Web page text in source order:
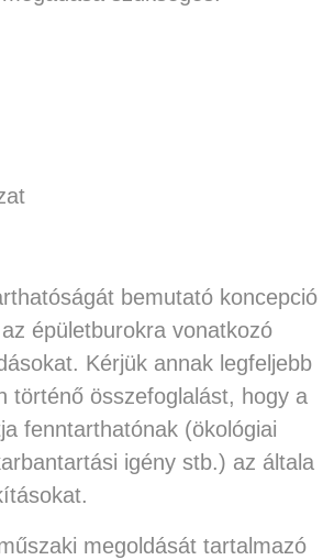
bemutató koncepció
épületburokra vonatkozó
Kérjük annak legfeljebb
történő összefoglalást, hogy a
fenntarthatónak (ökológiai
igény stb.) az általa
megoldását tartalmazó